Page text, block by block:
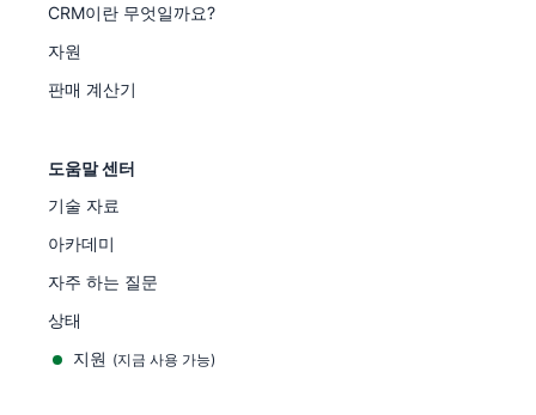
CRM이란 무엇일까요?
자원
판매 계산기
도움말 센터
기술 자료
아카데미
자주 하는 질문
상태
지원 (지금 사용 가능)